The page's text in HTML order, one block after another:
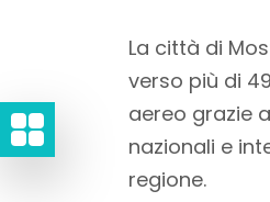
La città di
verso più di
aereo grazie
nazionali e
regione.